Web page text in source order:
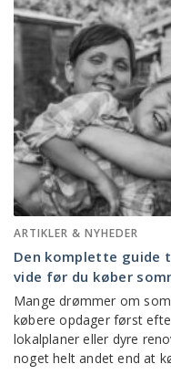
ARTIKLER & NYHEDER
Den komplette guide
vide før du køber
Mange drømmer om
købere opdager først
lokalplaner eller dyre
noget helt andet end at